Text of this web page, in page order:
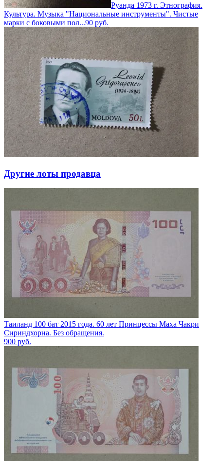
Руанда 1973 г. Этнография.
Культура. Музыка "Национальные инструменты". Чистые
марки с боковыми пол...90 руб.
Другие лоты продавца
Таиланд 100 бат 2015 года. 60 лет Принцессы Маха Чакри
Сириндхорна. Без обращения.
900 руб.